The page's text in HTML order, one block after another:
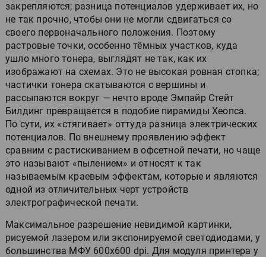
закрепляются; разница потенциалов удерживает их, но
не так прочно, чтобы они не могли сдвигаться со
своего первоначального положения. Поэтому
растровые точки, особенно тёмных участков, куда
ушло много тонера, выглядят не так, как их
изображают на схемах. Это не высокая ровная стопка;
частички тонера скатываются с вершины и
рассыпаются вокруг — нечто вроде Эмпайр Стейт
Билдинг превращается в подобие пирамиды Хеопса.
По сути, их «стягивает» оттуда разница электрических
потенциалов. По внешнему проявлению эффект
сравним с растискиванием в офсетной печати, но чаще
это называют «пылением» и относят к так
называемым краевым эффектам, которые и являются
одной из отличительных черт устройств
электрографической печати.
Максимальное разрешение невидимой картинки,
рисуемой лазером или экспонируемой светодиодами, у
большинства МФУ 600x600 dpi. Для модуля принтера у